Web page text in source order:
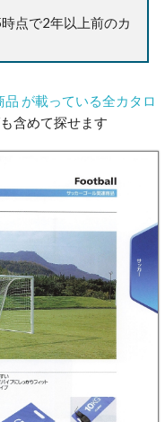
点で2年以上前のカ
が載っている全カタロ
含めて探せます